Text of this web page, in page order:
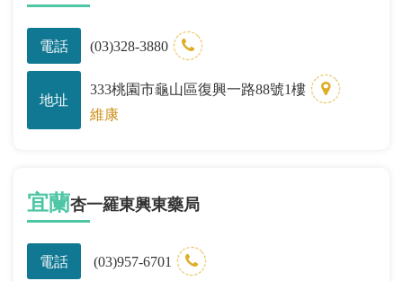
電話 (03)328-3880
地址
333桃園市龜山區復興一路88號1樓
維康
宜蘭杏一羅東興東藥局
電話 (03)957-6701